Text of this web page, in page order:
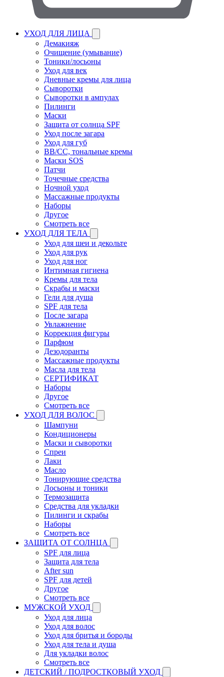
УХОД ДЛЯ ЛИЦА
Демакияж
Очищение (умывание)
Тоники/лосьоны
Уход для век
Дневные кремы для лица
Сыворотки
Сыворотки в ампулах
Пилинги
Маски
Защита от солнца SPF
Уход после загара
Уход для губ
BB/CC, тональные кремы
Маски SOS
Патчи
Точечные средства
Ночной уход
Массажные продукты
Наборы
Другое
Смотреть все
УХОД ДЛЯ ТЕЛА
Уход для шеи и декольте
Уход для рук
Уход для ног
Интимная гигиена
Кремы для тела
Скрабы и маски
Гели для душа
SPF для тела
После загара
Увлажнение
Коррекция фигуры
Парфюм
Дезодоранты
Массажные продукты
Масла для тела
СЕРТИФИКАТ
Наборы
Другое
Смотреть все
УХОД ДЛЯ ВОЛОС
Шампуни
Кондиционеры
Маски и сыворотки
Спреи
Лаки
Масло
Тонирующие средства
Лосьоны и тоники
Термозащита
Средства для укладки
Пилинги и скрабы
Наборы
Смотреть все
ЗАЩИТА ОТ СОЛНЦА
SPF для лица
Защита для тела
After sun
SPF для детей
Другое
Смотреть все
МУЖСКОЙ УХОД
Уход для лица
Уход для волос
Уход для бритья и бороды
Уход для тела и душа
Для укладки волос
Смотреть все
ДЕТСКИЙ / ПОДРОСТКОВЫЙ УХОД